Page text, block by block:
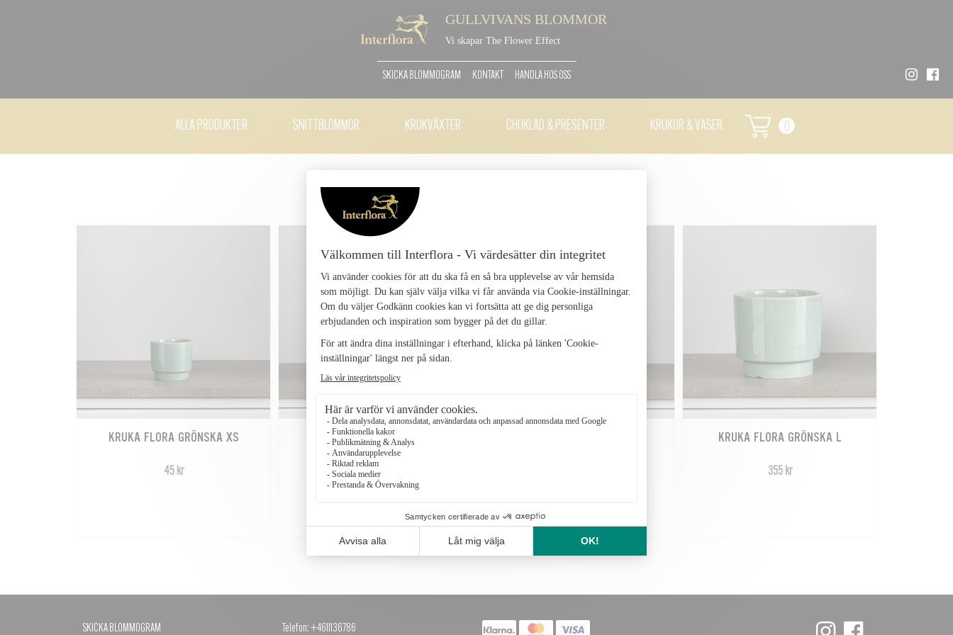
GULLVIVANS BLOMMOR
Vi skapar The Flower Effect
SKICKA BLOMMOGRAM KONTAKT HANDLA HOS OSS
ALLA PRODUKTER SNITTBLOMMOR KRUKVÄXTER CHOKLAD & PRESENTER KRUKOR & VASER 0
KRUKA FLORA GRÖNSKA XS
45 kr
KRUKA FLORA GRÖNSKA S
125 kr
KRUKA FLORA GRÖNSKA L
355 kr
SKICKA BLOMMOGRAM Telefon: +4611136786